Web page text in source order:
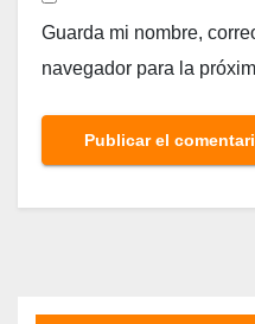
Guarda mi nombre,
navegador para la